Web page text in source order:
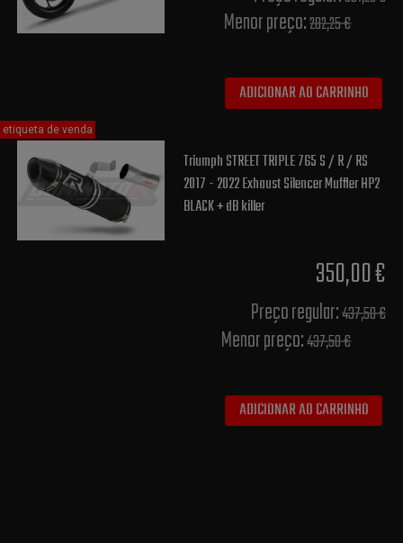
Menor preço:282,25 €
ADICIONAR AO CARRINHO
Triumph STREET TRIPLE 765 S / R / RS
2017 - 2022 Exhaust Silencer Muffler HP2
BLACK + dB killer
350,00 €
Preço regular:437,50 €
Menor preço:437,50 €
ADICIONAR AO CARRINHO
etiqueta de venda